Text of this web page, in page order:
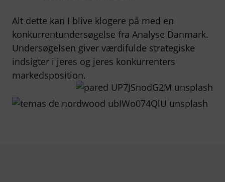
Alt dette kan I blive klogere på med en
konkurrentundersøgelse fra Analyse Danmark.
Undersøgelsen giver værdifulde strategiske
indsigter i jeres og jeres konkurrenters
markedsposition.